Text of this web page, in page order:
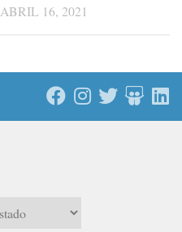
ABRIL 16, 2021